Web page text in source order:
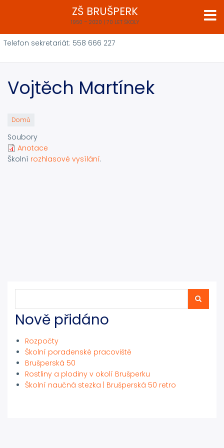
obsahu
ZŠ BRUŠPERK
1950 – 2020 | 70 LET ŠKOLY
Telefon sekretariát: 558 666 227
Vojtěch Martínek
Domů
Soubory
Anotace
Školní rozhlasové vysílání.
Nově přidáno
Rozpočty
Školní poradenské pracoviště
Brušperská 50
Rostliny a plodiny v okolí Brušperku
Školní naučná stezka | Brušperská 50 retro